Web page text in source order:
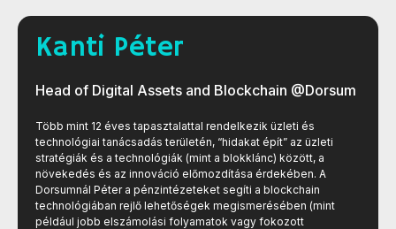
Kanti Péter
Head of Digital Assets and Blockchain @Dorsum
Több mint 12 éves tapasztalattal rendelkezik üzleti és
technológiai tanácsadás területén, “hidakat épít” az üzleti
stratégiák és a technológiák (mint a blokklánc) között, a
növekedés és az innováció előmozdítása érdekében. A
Dorsumnál Péter a pénzintézeteket segíti a blockchain
technológiában rejlő lehetőségek megismerésében (mint
például jobb elszámolási folyamatok vagy fokozott